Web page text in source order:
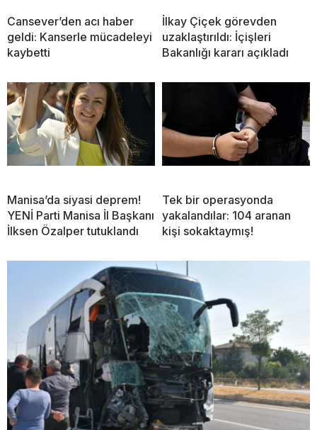
Cansever’den acı haber
geldi: Kanserle mücadeleyi
kaybetti
İlkay Çiçek görevden
uzaklaştırıldı: İçişleri
Bakanlığı kararı açıkladı
Manisa’da siyasi deprem!
YENİ Parti Manisa İl Başkanı
İlksen Özalper tutuklandı
Tek bir operasyonda
yakalandılar: 104 aranan
kişi sokaktaymış!